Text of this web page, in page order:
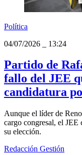
Política
04/07/2026
13:24
Partido de
fallo del JEE
candidatura
Aunque el líder de
cargo congresal, el JEE
su elección.
Redacción Gestión